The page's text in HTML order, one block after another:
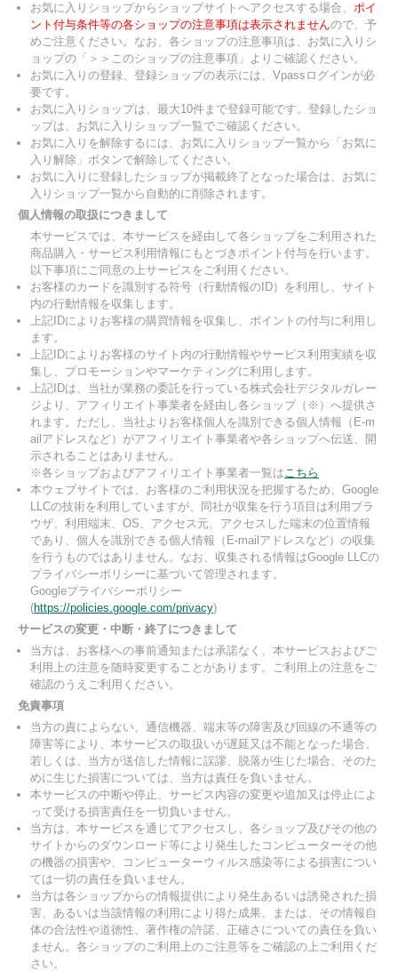
お気に入りショップからショップサイトへアクセスする場合、 ポイ
ント付与条件等の各ショップの注意事項は表示されませんので、予
めご注意ください。なお、各ショップの注意事項は、お気に入りシ
ョップの「＞＞このショップの注意事項」よりご確認ください。
お気に入りの登録、登録ショップの表示には、Vpassログインが必
要です。
お気に入りショップは、最大10件まで登録可能です。登録したショ
ップは、お気に入りショップ一覧でご確認ください。
お気に入りを解除するには、お気に入りショップ一覧から「お気に
入り解除」ボタンで解除してください。
お気に入りに登録したショップが掲載終了となった場合は、お気に
入りショップ一覧から自動的に削除されます。
個人情報の取扱につきまして
本サービスでは、本サービスを経由して各ショップをご利用された
商品購入・サービス利用情報にもとづきポイント付与を行います。
以下事項にご同意の上サービスをご利用ください。
お客様のカードを識別する符号（行動情報のID）を利用し、サイト
内の行動情報を収集します。
上記IDによりお客様の購買情報を収集し、ポイントの付与に利用し
ます。
上記IDによりお客様のサイト内の行動情報やサービス利用実績を収
集し、プロモーションやマーケティングに利用します。
上記IDは、当社が業務の委託を行っている株式会社デジタルガレー
ジより、アフィリエイト事業者を経由し各ショップ（※）へ提供さ
れます。ただし、当社よりお客様個人を識別できる個人情報（E-m
ailアドレスなど）がアフィリエイト事業者や各ショップへ伝送、開
示されることはありません。
※各ショップおよびアフィリエイト事業者一覧はこちら
本ウェブサイトでは、お客様のご利用状況を把握するため、Google
LLCの技術を利用していますが、同社が収集を行う項目は利用ブラ
ウザ、利用端末、OS、アクセス元、アクセスした端末の位置情報
であり、個人を識別できる個人情報（E-mailアドレスなど）の収集
を行うものではありません。なお、収集される情報はGoogle LLCの
プライバシーポリシーに基づいて管理されます。
Googleプライバシーポリシー
(https://policies.google.com/privacy)
サービスの変更・中断・終了につきまして
当方は、お客様への事前通知または承諾なく、本サービスおよびご
利用上の注意を随時変更することがあります。ご利用上の注意をご
確認のうえご利用ください。
免責事項
当方の責によらない、通信機器、端末等の障害及び回線の不通等の
障害等により、本サービスの取扱いが遅延又は不能となった場合、
若しくは、当方が送信した情報に誤謬、脱落が生じた場合、そのた
めに生じた損害については、当方は責任を負いません。
本サービスの中断や停止、サービス内容の変更や追加又は停止によ
って受ける損害責任を一切負いません。
当方は、本サービスを通じてアクセスし、各ショップ及びその他の
サイトからのダウンロード等により発生したコンピューターその他
の機器の損害や、コンピューターウィルス感染等による損害につい
ては一切の責任を負いません。
当方は各ショップからの情報提供により発生あるいは誘発された損
害、あるいは当該情報の利用により得た成果、または、その情報自
体の合法性や道徳性、著作権の許諾、正確さについての責任を負い
ません。各ショップのご利用上のご注意等をご確認の上ご利用くだ
さい。